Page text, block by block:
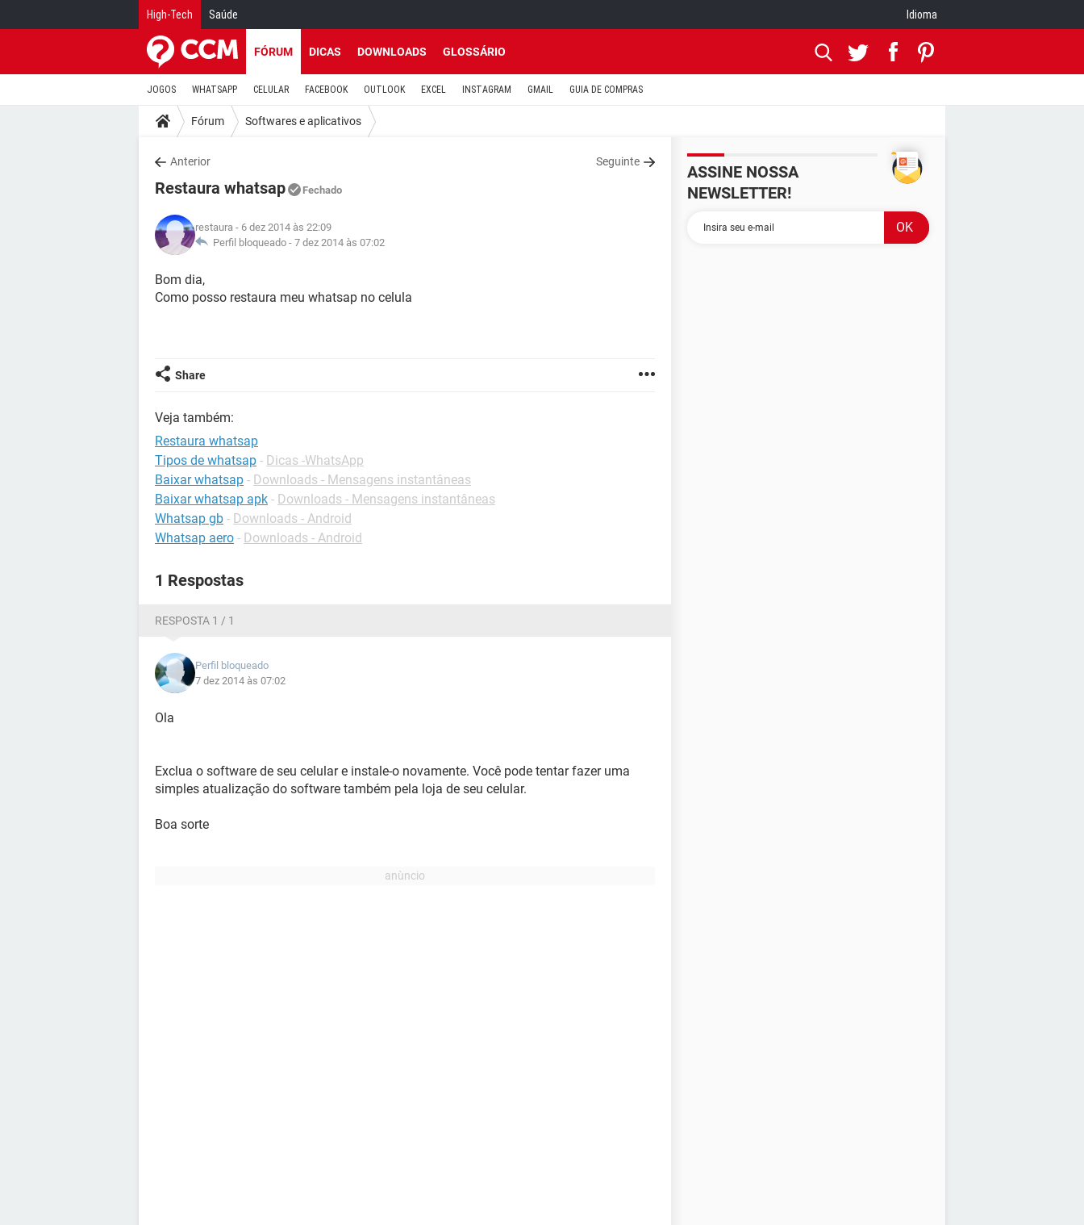
High-Tech Saúde Idioma
FÓRUM DICAS DOWNLOADS GLOSSÁRIO
JOGOS WHATSAPP CELULAR FACEBOOK OUTLOOK EXCEL INSTAGRAM GMAIL GUIA DE COMPRAS
Fórum Softwares e aplicativos
Anterior Seguinte
Restaura whatsap Fechado
restaura - 6 dez 2014 às 22:09
Perfil bloqueado - 7 dez 2014 às 07:02
Bom dia,
Como posso restaura meu whatsap no celula
Share
Veja também:
Restaura whatsap
Tipos de whatsap - Dicas -WhatsApp
Baixar whatsap - Downloads - Mensagens instantâneas
Baixar whatsap apk - Downloads - Mensagens instantâneas
Whatsap gb - Downloads - Android
Whatsap aero - Downloads - Android
1 Respostas
RESPOSTA 1 / 1
Perfil bloqueado
7 dez 2014 às 07:02
Ola
Exclua o software de seu celular e instale-o novamente. Você pode tentar fazer uma
simples atualização do software também pela loja de seu celular.
Boa sorte
ASSINE NOSSA
NEWSLETTER!